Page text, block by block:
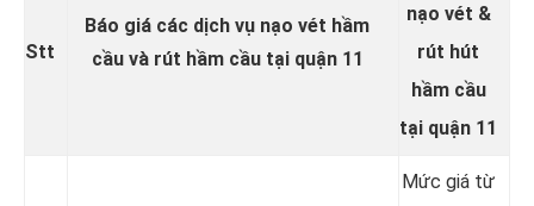
Stt
Báo giá các dịch vụ nạo vét hầm
cầu và rút hầm cầu tại quận 11
nạo vét &
rút hút
hầm cầu
tại quận 11
Mức giá từ